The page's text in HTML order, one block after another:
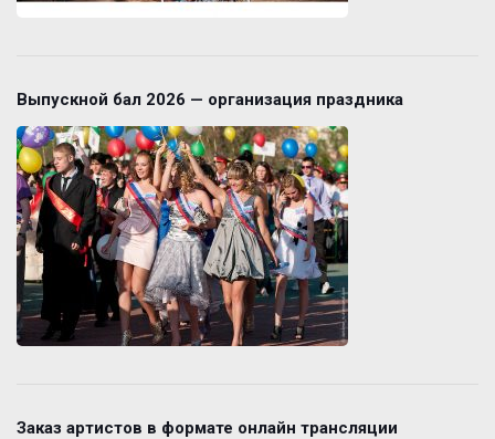
Выпускной бал 2026 — организация праздника
Заказ артистов в формате онлайн трансляции